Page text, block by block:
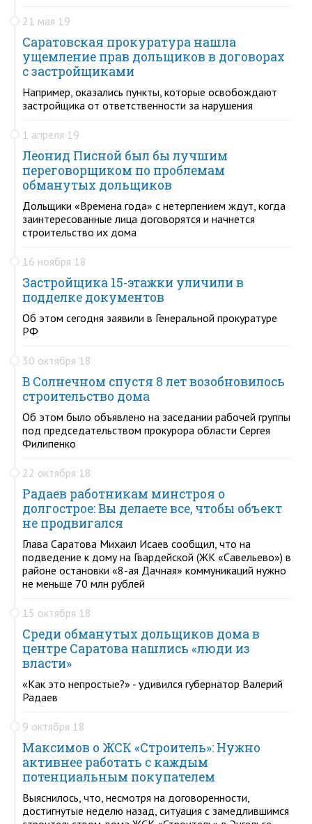
21 мая 19
Саратовская прокуратура нашла
ущемление прав дольщиков в договорах
с застройщиками
Например, оказались пункты, которые освобождают
застройщика от ответственности за нарушения
1 апреля 19
Леонид Писной был бы лучшим
переговорщиком по проблемам
обманутых дольщиков
Дольщики «Времена года» с нетерпением ждут, когда
заинтересованные лица договорятся и начнется
строительство их дома
16 ноября 18
Застройщика 15-этажки уличили в
подделке документов
Об этом сегодня заявили в Генеральной прокуратуре
РФ
30 октября 18
В Солнечном спустя 8 лет возобновилось
строительство дома
Об этом было объявлено на заседании рабочей группы
под председательством прокурора области Сергея
Филипенко
22 октября 18
Радаев работникам минстроя о
долгострое: Вы делаете все, чтобы объект
не продвигался
Глава Саратова Михаил Исаев сообщил, что на
подведение к дому на Гвардейской (ЖК «Савельево») в
районе остановки «8-ая Дачная» коммуникаций нужно
не меньше 70 млн рублей
15 октября 18
Среди обманутых дольщиков дома в
центре Саратова нашлись «люди из
власти»
«Как это непростые?» - удивился губернатор Валерий
Радаев
9 октября 18
Максимов о ЖСК «Строитель»: Нужно
активнее работать с каждым
потенциальным покупателем
Выяснилось, что, несмотря на договоренности,
достигнутые неделю назад, ситуация с замедлившимся